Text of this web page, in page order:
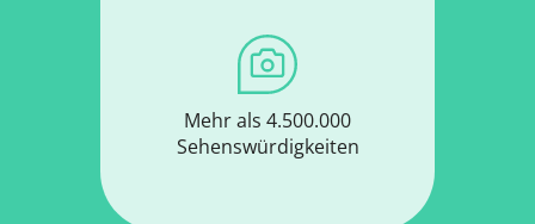
Mehr als 4.500.000
Sehenswürdigkeiten